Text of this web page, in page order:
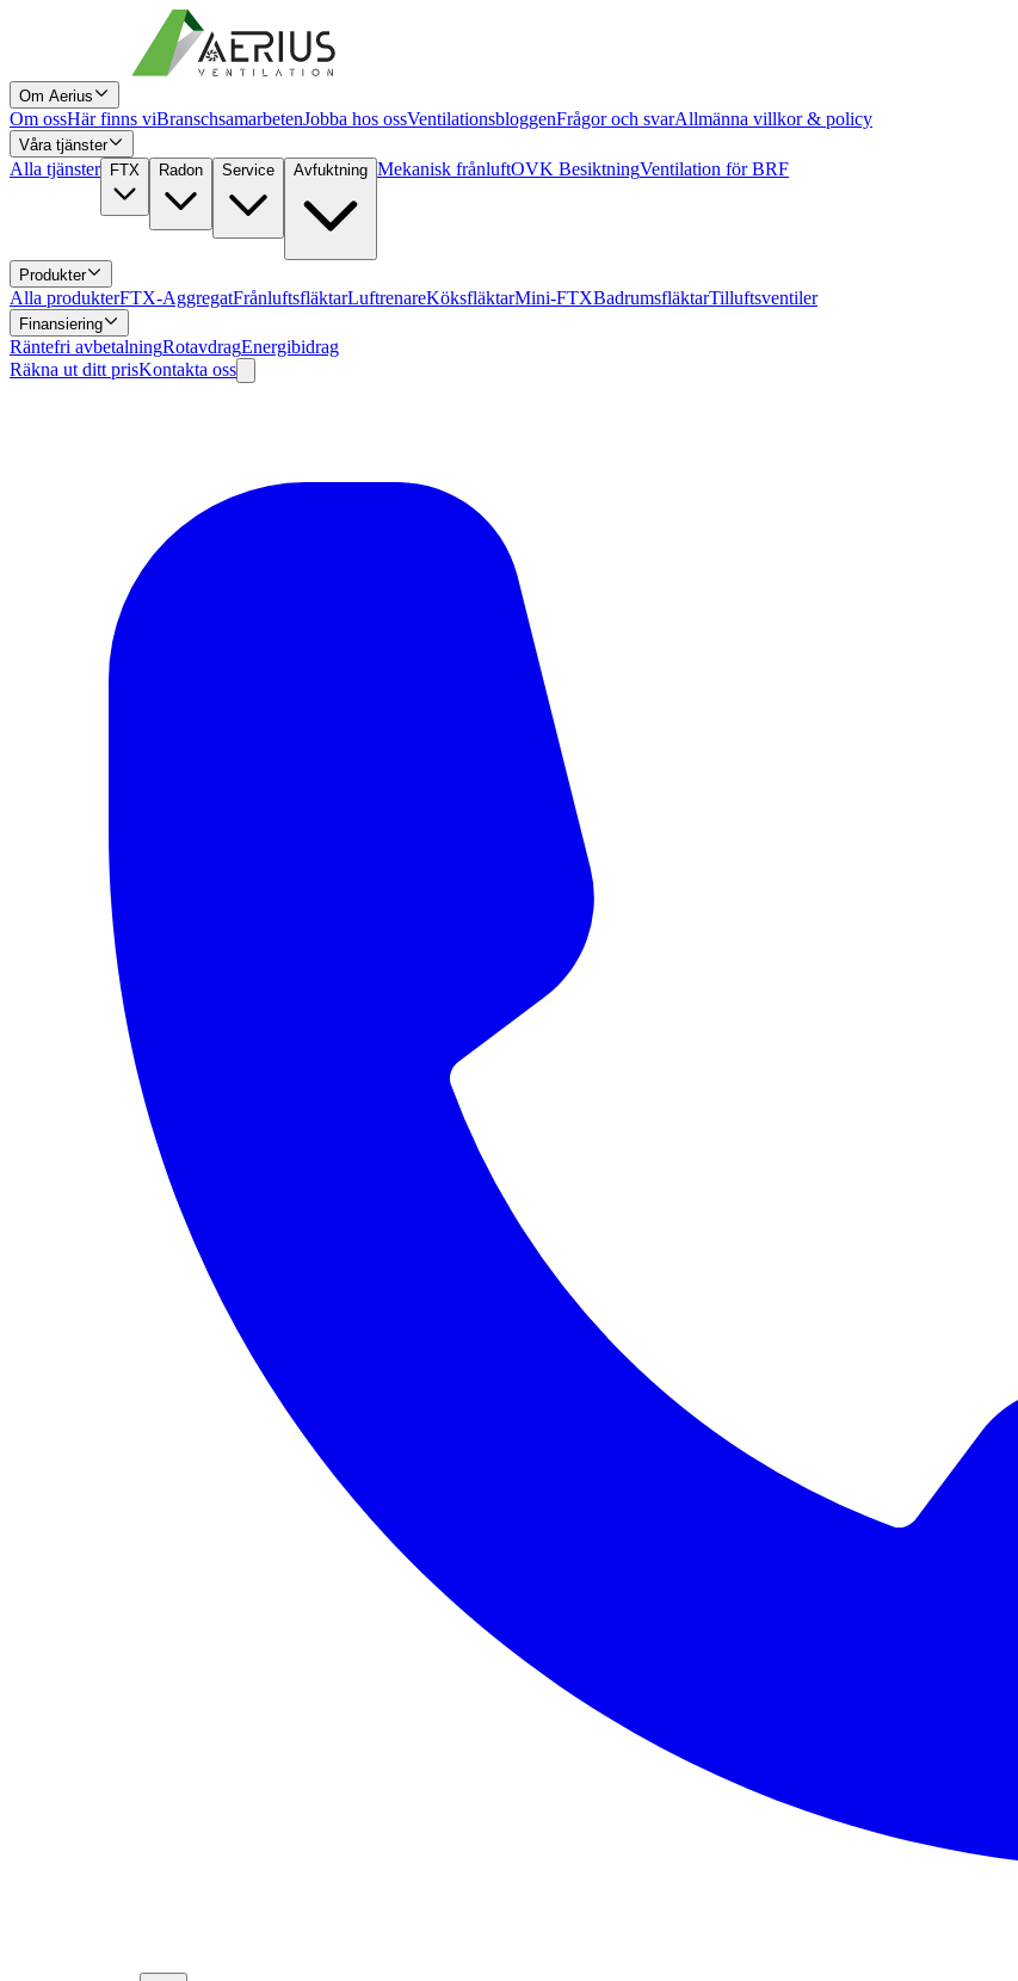
Om Aerius
Om ossHär finns viBranschsamarbetenJobba hos ossVentilationsbloggenFrågor och svarAllmänna villkor & policy
Våra tjänster
Alla tjänster FTX Radon Service Avfuktning Mekanisk frånluftOVK BesiktningVentilation för BRF
Produkter
Alla produkterFTX-AggregatFrånluftsfläktarLuftrenareKöksfläktarMini-FTXBadrumsfläktarTilluftsventiler
Finansiering
Räntefri avbetalningRotavdragEnergibidrag
Räkna ut ditt prisKontakta oss